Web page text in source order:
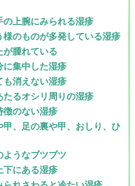
の上腕にみられる湿疹
様のものが多発している湿疹
が腫れている
に集中した湿疹
も消えない湿疹
たるオシリ周りの湿疹
徴のない湿疹
甲、足の裏や甲、おしり、ひ
ようなブツブツ
下にある湿疹